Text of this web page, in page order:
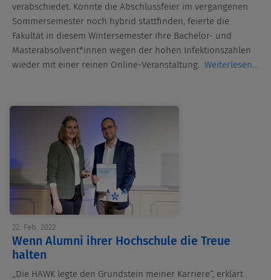
verabschiedet. Konnte die Abschlussfeier im vergangenen
Sommersemester noch hybrid stattfinden, feierte die
Fakultät in diesem Wintersemester ihre Bachelor- und
Masterabsolvent*innen wegen der hohen Infektionszahlen
wieder mit einer reinen Online-Veranstaltung. Weiterlesen...
22. Feb. 2022
Wenn Alumni ihrer Hochschule die Treue
halten
„Die HAWK legte den Grundstein meiner Karriere“, erklärt